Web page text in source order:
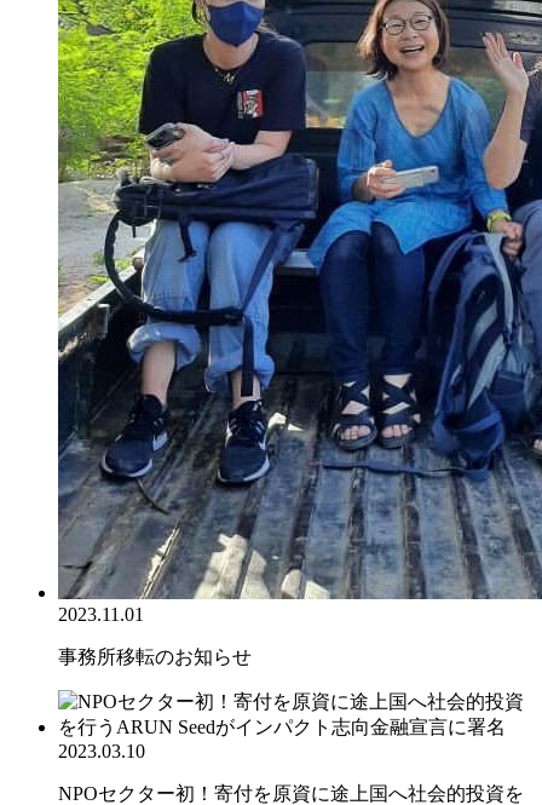
2023.11.01
事務所移転のお知らせ
2023.03.10
NPOセクター初！寄付を原資に途上国へ社会的投資を